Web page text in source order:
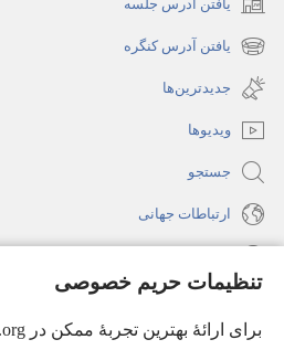
تنظیمات حریم خصوصی
یافتن آدرس جلسه
(پنجره‌ای
جدید
می‌شود)
یافتن آدرس کنگره
(پنجره‌ای
جدید
باز
می‌شود)
جدیدترین‌ها
ویدیوها
جستجو
ارتباطات جهانی
(پنجره‌ای